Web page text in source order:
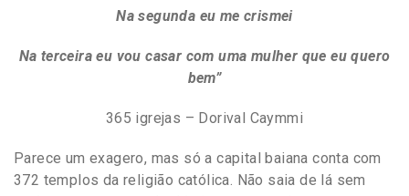
Na segunda eu me crismei
Na terceira eu vou casar com uma mulher que eu quero
bem”
365 igrejas – Dorival Caymmi
Parece um exagero, mas só a capital baiana conta com
372 templos da religião católica. Não saia de lá sem